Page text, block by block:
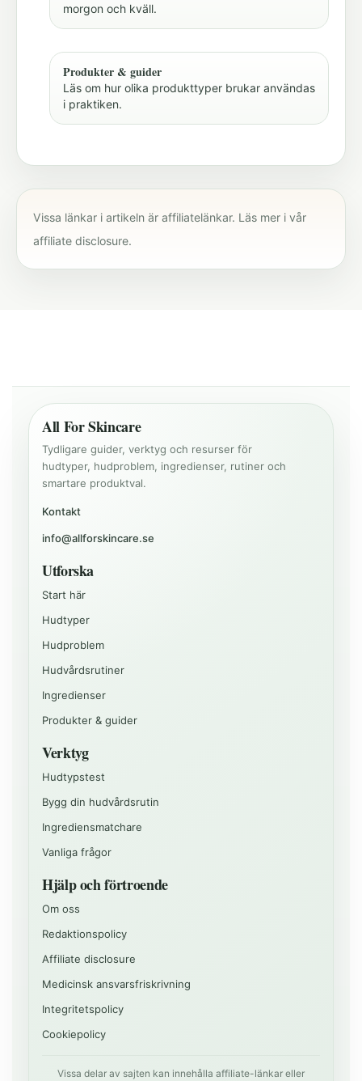
morgon och kväll.
Produkter & guider
Läs om hur olika produkttyper brukar användas
i praktiken.
Vissa länkar i artikeln är affiliatelänkar. Läs mer i vår
affiliate disclosure.
All For Skincare
Tydligare guider, verktyg och resurser för
hudtyper, hudproblem, ingredienser, rutiner och
smartare produktval.
Kontakt
info@allforskincare.se
Utforska
Start här
Hudtyper
Hudproblem
Hudvårdsrutiner
Ingredienser
Produkter & guider
Verktyg
Hudtypstest
Bygg din hudvårdsrutin
Ingrediensmatchare
Vanliga frågor
Hjälp och förtroende
Om oss
Redaktionspolicy
Affiliate disclosure
Medicinsk ansvarsfriskrivning
Integritetspolicy
Cookiepolicy
Vissa delar av sajten kan innehålla affiliate-länkar eller